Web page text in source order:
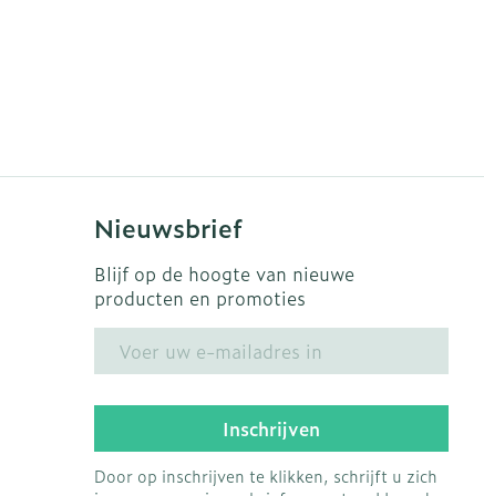
Nieuwsbrief
Blijf op de hoogte van nieuwe
producten en promoties
Inschrijven
Door op inschrijven te klikken, schrijft u zich